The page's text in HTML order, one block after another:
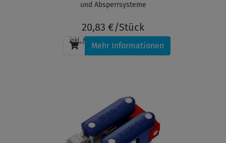
und Absperrsysteme
20,83 €/Stück
inkl. MwSt. , zzgl. Versandkosten
Mehr Informationen